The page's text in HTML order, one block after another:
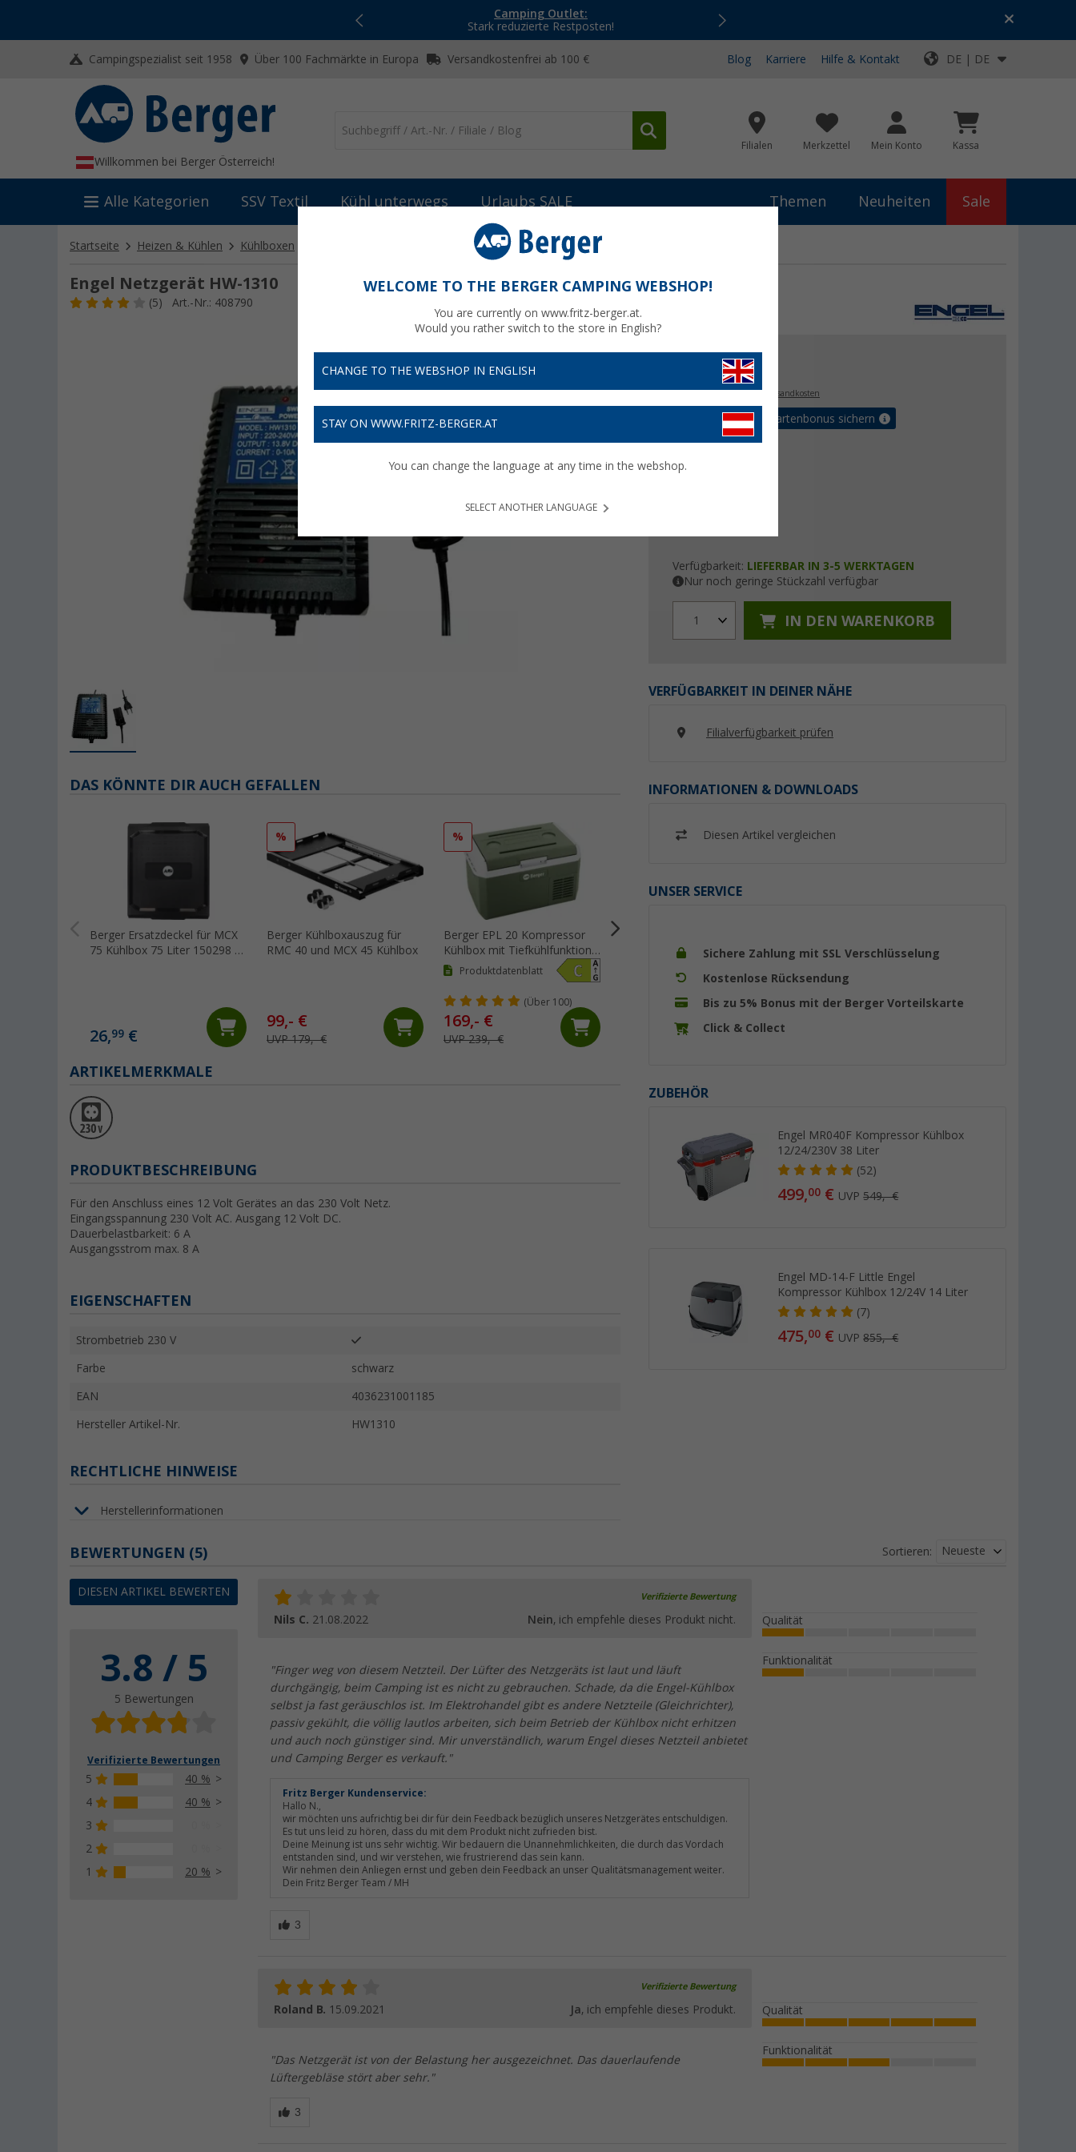
Camping Outlet:
Stark reduzierte Restposten!
Top-Deals für dein Abenteuer!
Campingspezialist seit 1958 Über 100 Fachmärkte in Europa Versandkostenfrei ab 100 € Blog Karriere Hilfe & Kontakt DE | DE
Willkommen bei Berger Österreich!
Filialen Merkzettel Mein Konto Kassa
Alle Kategorien SSV Textil Kühl unterwegs Urlaubs SALE Themen Neuheiten Sale
Startseite Heizen & Kühlen Kühlboxen Engel Netzgerät HW-1310
Engel Netzgerät HW-1310
(5) Art.-Nr.: 408790
49,- €
zzgl. Versandkosten
Bis zu 5% Vorteilskartenbonus sichern
Verfügbarkeit: LIEFERBAR IN 3-5 WERKTAGEN
Nur noch geringe Stückzahl verfügbar
1 IN DEN WARENKORB
VERFÜGBARKEIT IN DEINER NÄHE
Filialverfügbarkeit prüfen
INFORMATIONEN & DOWNLOADS
Diesen Artikel vergleichen
UNSER SERVICE
Sichere Zahlung mit SSL Verschlüsselung
Kostenlose Rücksendung
Bis zu 5% Bonus mit der Berger Vorteilskarte
Click & Collect
ZUBEHÖR
Engel MR040F Kompressor Kühlbox
12/24/230V 38 Liter
(52)
499,00 € UVP549,- €
Engel MD-14-F Little Engel
Kompressor Kühlbox 12/24V 14 Liter
(7)
475,00 € UVP855,- €
DAS KÖNNTE DIR AUCH GEFALLEN
Berger Ersatzdeckel für MCX
75 Kühlbox 75 Liter 150298 /
26,99 €
%
Berger Kühlboxauszug für
RMC 40 und MCX 45 Kühlbox
99,- €
UVP 179,- €
%
Berger EPL 20 Kompressor
Kühlbox mit Tiefkühlfunktion
12V 24V 230V 20 Liter
Produktdatenblatt
(Über 100)
169,- €
UVP 239,- €
thermoelektrische Kühlbox
UVP 79,99 €
%
(Über 100)
ARTIKELMERKMALE
PRODUKTBESCHREIBUNG
Für den Anschluss eines 12 Volt Gerätes an das 230 Volt Netz.
Eingangsspannung 230 Volt AC. Ausgang 12 Volt DC.
Dauerbelastbarkeit: 6 A
Ausgangsstrom max. 8 A
EIGENSCHAFTEN
Strombetrieb 230 V
Farbe schwarz
EAN 4036231001185
Hersteller Artikel-Nr. HW1310
RECHTLICHE HINWEISE
Herstellerinformationen
BEWERTUNGEN (5)
DIESEN ARTIKEL BEWERTEN
3.8 / 5
5 Bewertungen
Verifizierte Bewertungen
5
40 %
4
40 %
3
2
1
20 %
Sortieren: Neueste
Verifizierte Bewertung
Nils C. 21.08.2022 Nein, ich empfehle dieses Produkt nicht.
"Finger weg von diesem Netzteil. Der Lüfter des Netzgeräts ist laut und läuft
durchgängig, beim Camping ist es nicht zu gebrauchen. Schade, da die Engel-Kühlbox
selbst ja fast geräuschlos ist. Im Elektrohandel gibt es andere Netzteile (Gleichrichter),
passiv gekühlt, die völlig lautlos arbeiten, sich beim Betrieb der Kühlbox nicht erhitzen
und auch noch günstiger sind. Mir unverständlich, warum Engel dieses Netzteil anbietet
und Camping Berger es verkauft."
Qualität
Funktionalität
Fritz Berger Kundenservice:
Hallo N.,
wir möchten uns aufrichtig bei dir für dein Feedback bezüglich unseres Netzgerätes entschuldigen.
Es tut uns leid zu hören, dass du mit dem Produkt nicht zufrieden bist.
Deine Meinung ist uns sehr wichtig. Wir bedauern die Unannehmlichkeiten, die durch das Vordach
entstanden sind, und wir verstehen, wie frustrierend das sein kann.
Wir nehmen dein Anliegen ernst und geben dein Feedback an unser Qualitätsmanagement weiter.
Dein Fritz Berger Team / MH
Verifizierte Bewertung
Roland B. 15.09.2021 Ja, ich empfehle dieses Produkt.
"Das Netzgerät ist von der Belastung her ausgezeichnet. Das dauerlaufende
Lüftergebläse stört aber sehr."
Qualität
Funktionalität
WELCOME TO THE BERGER CAMPING WEBSHOP!
You are currently on www.fritz-berger.at.
Would you rather switch to the store in English?
CHANGE TO THE WEBSHOP IN ENGLISH
STAY ON WWW.FRITZ-BERGER.AT
You can change the language at any time in the webshop.
SELECT ANOTHER LANGUAGE